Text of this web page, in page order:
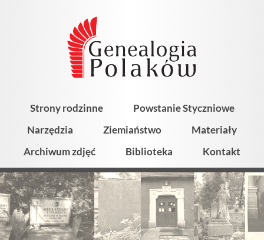
Strony rodzinne
Powstanie Styczniowe
Narzędzia
Ziemiaństwo
Materiały
Archiwum zdjęć
Biblioteka Kontakt